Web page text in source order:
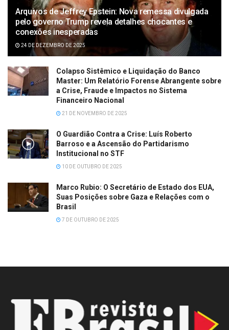
Arquivos de Jeffrey Epstein: Nova remessa divulgada
pelo governo Trump revela detalhes chocantes e
conexões inesperadas
24 DE DEZEMBRO DE 2025
Colapso Sistêmico e Liquidação do Banco
Master: Um Relatório Forense Abrangente sobre
a Crise, Fraude e Impactos no Sistema
Financeiro Nacional
21 DE NOVEMBRO DE 2025
O Guardião Contra a Crise: Luís Roberto
Barroso e a Ascensão do Partidarismo
Institucional no STF
10 DE OUTUBRO DE 2025
Marco Rubio: O Secretário de Estado dos EUA,
Suas Posições sobre Gaza e Relações com o
Brasil
7 DE OUTUBRO DE 2025